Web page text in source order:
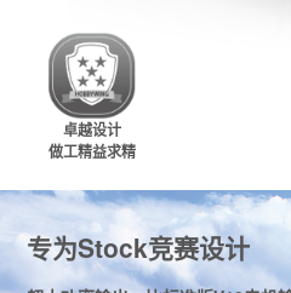
卓越设计
做工精益求精
专为Stock竞赛设计